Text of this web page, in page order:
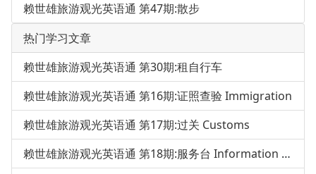
赖世雄旅游观光英语通 第47期:散步
热门学习文章
赖世雄旅游观光英语通 第30期:租自行车
赖世雄旅游观光英语通 第16期:证照查验 Immigration
赖世雄旅游观光英语通 第17期:过关 Customs
赖世雄旅游观光英语通 第18期:服务台 Information Desk